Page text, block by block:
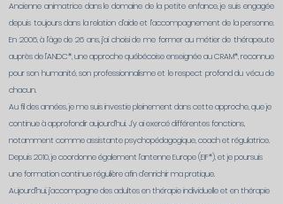
Ancienne animatrice dans le domaine de la petite enfance, je suis engagée
depuis toujours dans la relation d’aide et l’accompagnement de la personne.
En 2006, à l’âge de 26 ans, j’ai choisi de me former au métier de thérapeute
auprès de l’ANDC*, une approche québécoise enseignée au CRAM*, reconnue
pour son humanité, son professionnalisme et le respect profond du vécu de
chacun.
Au fil des années, je me suis investie pleinement dans cette approche, que je
continue à approfondir aujourd’hui. J’y ai exercé différentes fonctions,
notamment comme assistante psychopédagogique, coach et régulatrice.
Depuis 2010, je coordonne également l’antenne Europe (EIF*), et je poursuis
une formation continue régulière afin d’enrichir ma pratique.
Aujourd’hui, j’accompagne des adultes en thérapie individuelle et en thérapie